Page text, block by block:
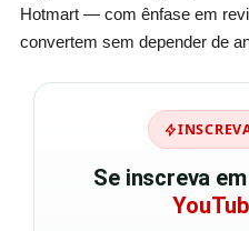
Hotmart — com ênfase em
convertem sem depender de
Se inscreva